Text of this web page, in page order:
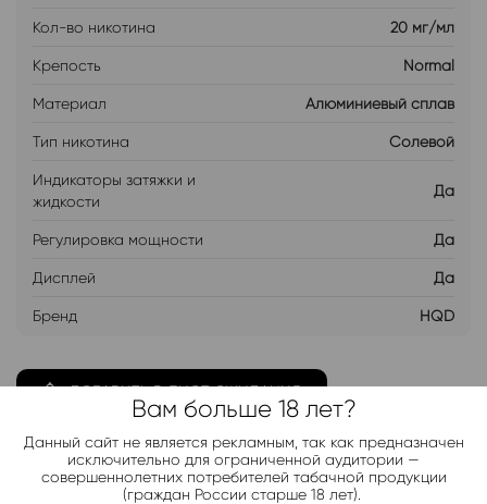
Кол-во никотина 20 мг/мл
Крепость Normal
Материал Алюминиевый сплав
Тип никотина Солевой
Индикаторы затяжки и
жидкости
Да
Регулировка мощности Да
Дисплей Да
Бренд HQD
ДОБАВИТЬ В ЛИСТ ОЖИДАНИЯ
Хочу дешевле
Вам больше 18 лет?
Данный сайт не является рекламным, так как предназначен
исключительно для ограниченной аудитории —
совершеннолетних потребителей табачной продукции
(граждан России старше 18 лет).